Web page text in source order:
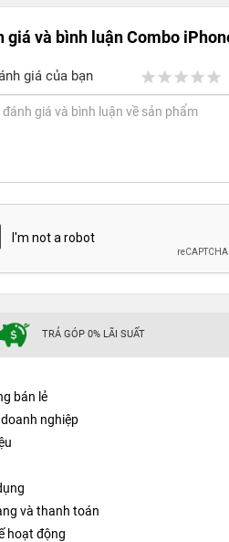
giá và bình luậnCombo
giá của bạn
TRẢ GÓP 0% LÃI SUẤT
bán lẻ
nghiệp
và thanh toán
hoạt động